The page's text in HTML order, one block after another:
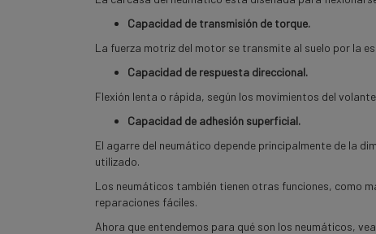
Capacidad de transmisión de torque.
La fuerza motriz del motor se transmite al suelo por la
Capacidad de respuesta direccional.
Flexión lenta o rápida, según los movimientos del
Capacidad de adhesión superficial.
El agarre del neumático depende principalmente de la
utilizado.
Los neumáticos también tienen otras funciones, como
reparaciones fáciles.
Ahora que entendemos para qué son los neumáticos,